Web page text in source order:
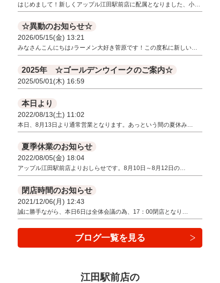
はじめまして！新しくアップル江田駅前店に配属となりました、小…
☆異動のお知らせ☆
2026/05/15(金) 13:21
みなさんこんにちは♪ラーメン大好き菅原です！この度私に新しい…
2025年 ☆ゴールデンウイークのご案内☆
2025/05/01(木) 16:59
本日より
2022/08/13(土) 11:02
本日、8月13日より通常営業となります。あっという間の夏休み…
夏季休業のお知らせ
2022/08/05(金) 18:04
アップル江田駅前店よりおしらせです。8月10日～8月12日の…
閉店時間のお知らせ
2021/12/06(月) 12:43
誠に勝手ながら、本日6日は全体会議の為、17：00閉店となり…
ブログ一覧を見る
江田駅前店の